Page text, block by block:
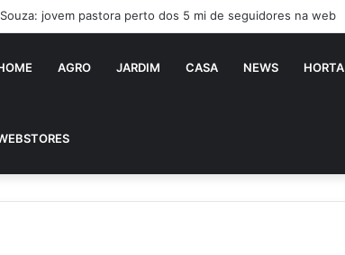
jovem pastora perto dos 5 mi de seguidores na web
AGRO JARDIM CASA NEWS HORTA